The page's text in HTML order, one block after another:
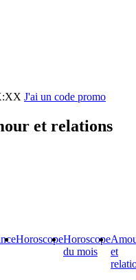
J'ai un code promo
et relations
HoroscopeHoroscope
du mois
et